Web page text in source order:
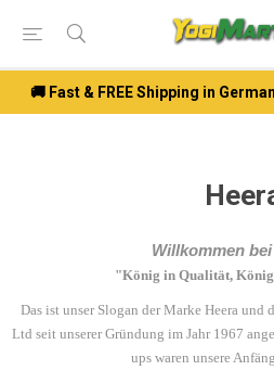
🚚 Fast & FREE Shipping in
Willkommen
"König in Qualität,
Das ist unser Slogan der Marke Heera und
Ltd seit unserer Gründung im Jahr 1967
ups waren unsere